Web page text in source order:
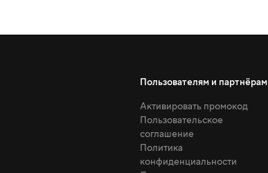
Пользователям и партнёрам
Активировать промокод
Пользовательское
соглашение
Политика
конфиденциальности